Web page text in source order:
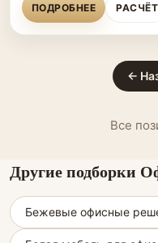
ПОДРОБНЕЕ РАСЧЁТ
←
Все
Другие подборки
Бежевые офисные